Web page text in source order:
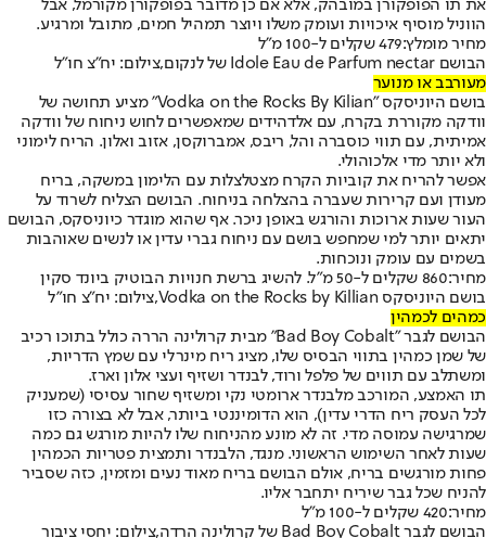
את תו הפופקורן במובהק, אלא אם כן מדובר בפופקורן מקורמל, אבל
הווניל מוסיף איכויות ועומק משלו ויוצר תמהיל חמים, מתובל ומרגיע.
מחיר מומלץ:479 שקלים ל-100 מ"ל
הבושם Idole Eau de Parfum nectar של לנקום,צילום: יח"צ חו"ל
מעורבב או מנוער
בושם היוניסקס "Vodka on the Rocks By Kilian" מציע תחושה של
וודקה מקוררת בקרח, עם אלדהידים שמאפשרים לחוש ניחוח של וודקה
אמיתית, עם תווי כוסברה והל, ריבס, אמברוקסן, אזוב ואלון. הריח לימוני
ולא יותר מדי אלכוהולי.
אפשר להריח את קוביות הקרח מצטלצלות עם הלימון במשקה, בריח
מעודן ועם קרירות שעברה בהצלחה בניחוח. הבושם הצליח לשרוד על
העור שעות ארוכות והורגש באופן ניכר. אף שהוא מוגדר כיוניסקס, הבושם
יתאים יותר למי שמחפש בושם עם ניחוח גברי עדין או לנשים שאוהבות
בשמים עם עומק ונוכחות.
מחיר:860 שקלים ל-50 מ"ל. להשיג ברשת חנויות הבוטיק ביונד סקין
בושם היוניסקס Vodka on the Rocks by Killian,צילום: יח"צ חו"ל
כמהים לכמהין
הבושם לגבר "Bad Boy Cobalt" מבית קרולינה הררה כולל בתוכו רכיב
של שמן כמהין בתווי הבסיס שלו, מציג ריח מינרלי עם שמץ הדריות,
ומשתלב עם תווים של פלפל ורוד, לבנדר ושזיף ועצי אלון וארז.
תו האמצע, המורכב מלבנדר ארומטי נקי ומשזיף שחור עסיסי (שמעניק
לכל העסק ריח הדרי עדין), הוא הדומיננטי ביותר, אבל לא בצורה כזו
שמרגישה עמוסה מדי. זה לא מונע מהניחוח שלו להיות מורגש גם כמה
שעות לאחר השימוש הראשוני. מנגד, הלבנדר ותמצית פטריות הכמהין
פחות מורגשים בריח, אולם הבושם בריח מאוד נעים ומזמין, כזה שסביר
להניח שכל גבר שיריח יתחבר אליו.
מחיר:420 שקלים ל-100 מ"ל
הבושם לגבר Bad Boy Cobalt של קרולינה הרדה,צילום: יחסי ציבור